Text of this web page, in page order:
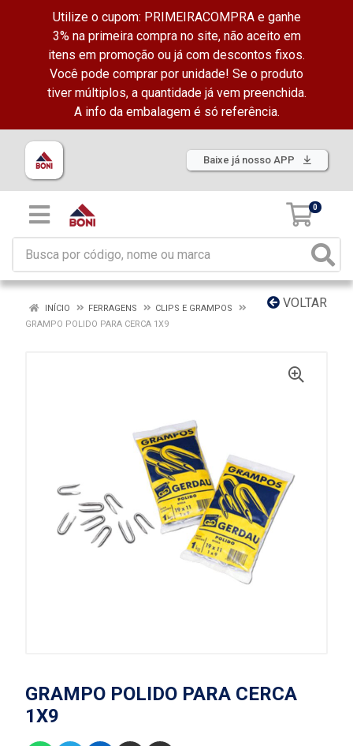
Utilize o cupom: PRIMEIRACOMPRA e ganhe
3% na primeira compra no site, não aceito em
itens em promoção ou já com descontos fixos.
Você pode comprar por unidade! Se o produto
tiver múltiplos, a quantidade já vem preenchida.
A info da embalagem é só referência.
Baixe já nosso APP
0
VOLTAR
INÍCIO FERRAGENS
CLIPS E GRAMPOS
GRAMPO POLIDO PARA CERCA 1X9
GRAMPO POLIDO PARA CERCA
1X9